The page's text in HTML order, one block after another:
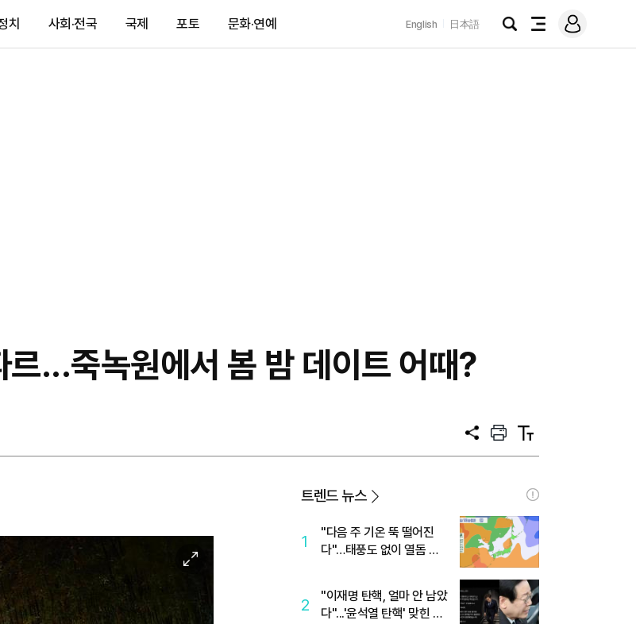
치 사회·전국 국제 포토 문화·연예 English 日本語
검
전
메
그
...죽녹원에서 봄 밤 데이트 어때?
공
프
트
텍
트
트렌드 뉴스
1
"다음 주 기온 뚝 떨어진
다"…태풍도 없이 열돔 박
2
"이재명 탄핵, 얼마 안 남았
다"...'윤석열 탄핵' 맞힌 무